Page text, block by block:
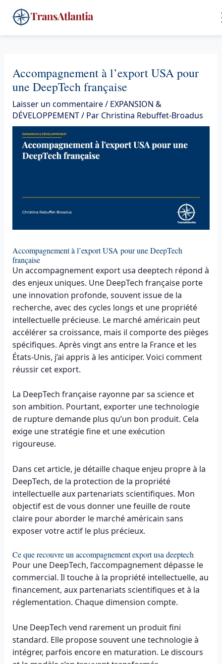
au
contenu
Accompagnement à l’export USA pour
une DeepTech française
Laisser un commentaire/ EXPANSION &
DÉVELOPPEMENT/ Par Christina Rebuffet-Broadus
Accompagnement à l’export USA pour une DeepTech
française
Un accompagnement export usa deeptech répond à
des enjeux uniques. Une DeepTech française porte
une innovation profonde, souvent issue de la
recherche, avec des cycles longs et une propriété
intellectuelle précieuse. Le marché américain peut
accélérer sa croissance, mais il comporte des pièges
spécifiques. Après vingt ans entre la France et les
États-Unis, j’ai appris à les anticiper. Voici comment
réussir cet export.
La DeepTech française rayonne par sa science et
son ambition. Pourtant, exporter une technologie
de rupture demande plus qu’un bon produit. Cela
exige une stratégie fine et une exécution
rigoureuse.
Dans cet article, je détaille chaque enjeu propre à la
DeepTech, de la protection de la propriété
intellectuelle aux partenariats scientifiques. Mon
objectif est de vous donner une feuille de route
claire pour aborder le marché américain sans
exposer votre actif le plus précieux.
Ce que recouvre un accompagnement export usa deeptech
Pour une DeepTech, l’accompagnement dépasse le
commercial. Il touche à la propriété intellectuelle, au
financement, aux partenariats scientifiques et à la
réglementation. Chaque dimension compte.
Une DeepTech vend rarement un produit fini
standard. Elle propose souvent une technologie à
intégrer, parfois encore en maturation. Le discours